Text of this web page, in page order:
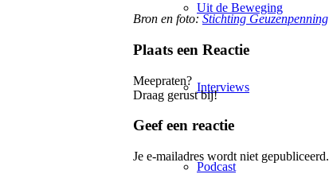
Uit de Beweging
Interviews
Podcast
Bron en foto: Stichting Geuzenpenning
Plaats een Reactie
Meepraten?
Draag gerust bij!
Geef een reactie
Je e-mailadres wordt niet gepubliceerd.